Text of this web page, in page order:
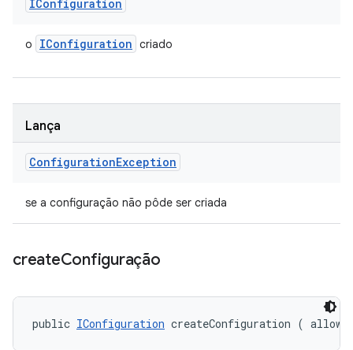
IConfiguration
o IConfiguration criado
Lança
ConfigurationException
se a configuração não pôde ser criada
createConfiguração
public IConfiguration createConfiguration (